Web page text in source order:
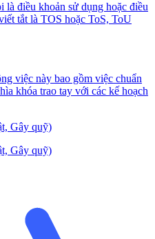
điều khoản sử dụng hoặc điều
tắt là TOS hoặc ToS, ToU
việc này bao gồm việc chuẩn
khóa trao tay với các kế hoạch
Gây quỹ)
Gây quỹ)